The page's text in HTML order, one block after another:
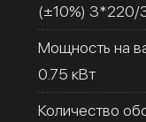
(±10%)
Мощность на
0.75 кВт
Количество